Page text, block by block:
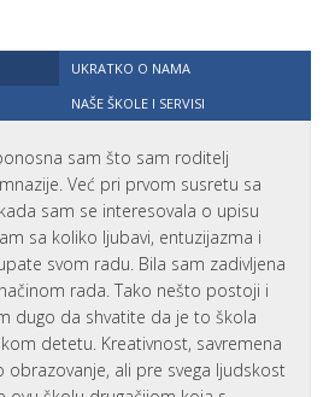
UKRATKO O NAMA
NAŠE ŠKOLE I SERVISI
sam što sam roditelj
Već pri prvom susretu sa
sam se interesovala o upisu
sa koliko ljubavi, entuzijazma i
svom radu. Bila sam zadivljena
rada. Tako nešto postoji i
dugo da shvatite da je to škola
detetu. Kreativnost, savremena
obrazovanje, ali pre svega ljudskost